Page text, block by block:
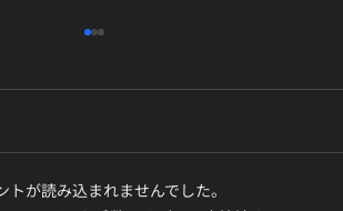
トが読み込まれませんでした。